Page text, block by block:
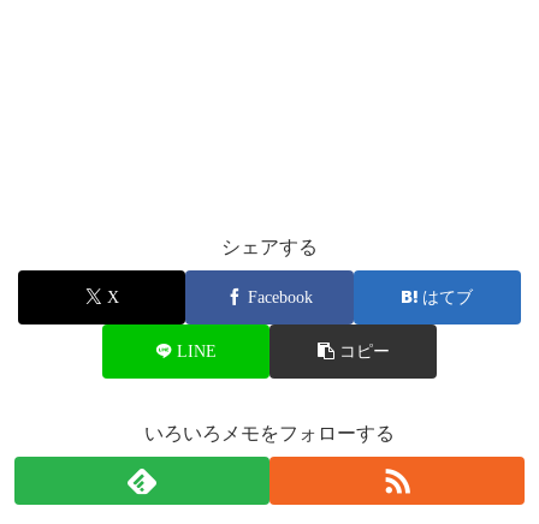
シェアする
X Facebook はてブ
LINE コピー
いろいろメモをフォローする